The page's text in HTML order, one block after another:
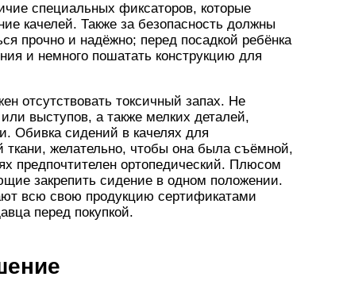
специальных фиксаторов, которые
качелей. Также за безопасность должны
прочно и надёжно; перед посадкой ребёнка
и немного пошатать конструкцию для
отсутствовать токсичный запах. Не
выступов, а также мелких деталей,
Обивка сидений в качелях для
ткани, желательно, чтобы она была съёмной,
предпочтителен ортопедический. Плюсом
закрепить сидение в одном положении.
всю свою продукцию сертификатами
перед покупкой.